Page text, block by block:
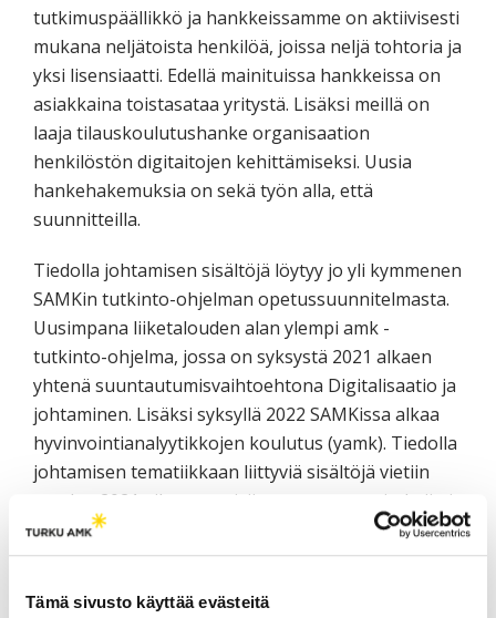
Tämä sivusto käyttää evästeitä
tutkimuspäällikkö ja hankkeissamme on aktiivisesti
mukana neljätoista henkilöä, joissa neljä tohtoria ja
yksi lisensiaatti. Edellä mainituissa hankkeissa on
asiakkaina toistasataa yritystä. Lisäksi meillä on
laaja tilauskoulutushanke organisaation
henkilöstön digitaitojen kehittämiseksi. Uusia
hankehakemuksia on sekä työn alla, että
suunnitteilla.
Tiedolla johtamisen sisältöjä löytyy jo yli kymmenen
SAMKin tutkinto-ohjelman opetussuunnitelmasta.
Uusimpana liiketalouden alan ylempi amk -
tutkinto-ohjelma, jossa on syksystä 2021 alkaen
yhtenä suuntautumisvaihtoehtona Digitalisaatio ja
johtaminen. Lisäksi syksyllä 2022 SAMKissa alkaa
hyvinvointianalyytikkojen koulutus (yamk). Tiedolla
johtamisen tematiikkaan liittyviä sisältöjä vietiin
vuoden 2021 aikana useisiin opetussuunnitelmiin ja
varmistamme jatkossakin opetussuunnitelmiemme
ajantasaisuuden suhteessa jatkuvasti kehittyviin